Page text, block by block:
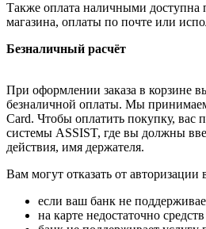
Также оплата наличными доступна
магазина, оплаты по почте или
Безналичный расчёт
При оформлении заказа в корзине
безналичной оплаты. Мы
Card. Чтобы оплатить покупку, вас
системы ASSIST, где вы должны
действия, имя держателя.
Вам могут отказать от авторизации
если ваш банк не
на карте недостаточно